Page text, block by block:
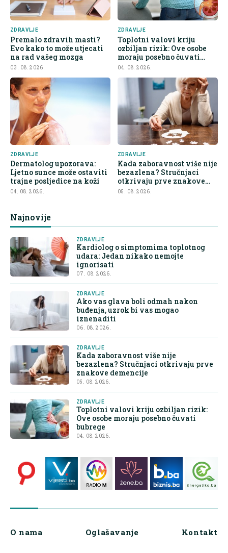
ZDRAVLJE
Premalo zdravih masti?
Evo kako to može utjecati
na rad vašeg mozga
03. 08. 2026.
ZDRAVLJE
Toplotni valovi kriju
ozbiljan rizik: Ove osobe
moraju posebno čuvati
bubrege
04. 08. 2026.
ZDRAVLJE
Dermatolog upozorava:
Ljetno sunce može ostaviti
trajne posljedice na koži
04. 08. 2026.
ZDRAVLJE
Kada zaboravnost više nije
bezazlena? Stručnjaci
otkrivaju prve znakove
demencije
05. 08. 2026.
Najnovije
ZDRAVLJE
Kardiolog o simptomima toplotnog
udara: Jedan nikako nemojte
ignorisati
07. 08. 2026.
ZDRAVLJE
Ako vas glava boli odmah nakon
buđenja, uzrok bi vas mogao
iznenaditi
06. 08. 2026.
ZDRAVLJE
Kada zaboravnost više nije
bezazlena? Stručnjaci otkrivaju prve
znakove demencije
05. 08. 2026.
ZDRAVLJE
Toplotni valovi kriju ozbiljan rizik:
Ove osobe moraju posebno čuvati
bubrege
04. 08. 2026.
O nama Oglašavanje Kontakt